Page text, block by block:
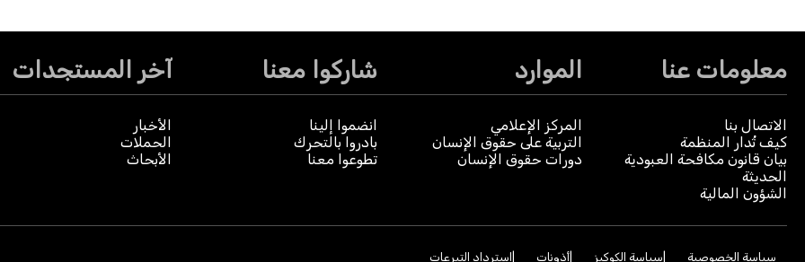
معلومات عنا
الاتصال بنا
كيف تُدار المنظمة
بيان قانون مكافحة العبودية
الحديثة
الشؤون المالية
الموارد
المركز الإعلامي
التربية على حقوق الإنسان
دورات حقوق الإنسان
شاركوا معنا
انضموا إلينا
بادروا بالتحرك
تطوعوا معنا
آخر المستجدات
الأخبار
الحملات
الأبحاث
سياسة الخصوصية سياسة الكوكيز أذونات استرداد التبرعات